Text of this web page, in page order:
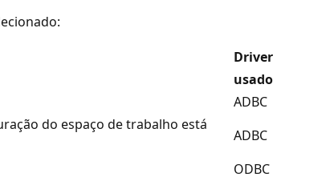
Driver
usado
ADBC
do espaço de trabalho está
ADBC
ODBC